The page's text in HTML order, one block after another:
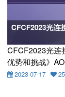
CFCF2023光连
CFCF2023光连
优势和挑战》
2023-07-17